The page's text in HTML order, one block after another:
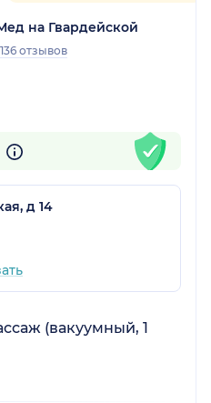
на Гвардейской
136 отзывов
д 14
(вакуумный, 1